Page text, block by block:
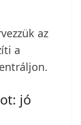
az
a
jó